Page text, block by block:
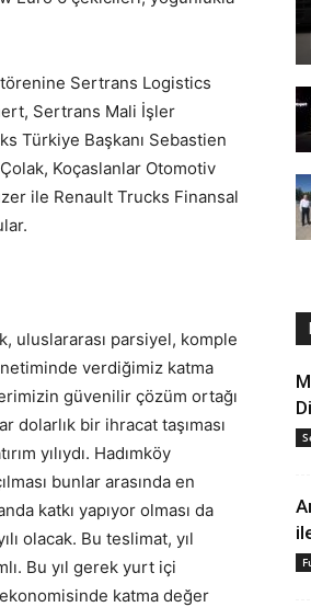
Sertrans Logistics
Sertrans Mali İşler
Türkiye Başkanı Sebastien
Koçaslanlar Otomotiv
ile Renault Trucks Finansal
uluslararası parsiyel, komple
verdiğimiz katma
güvenilir çözüm ortağı
dolarlık bir ihracat taşıması
yılıydı. Hadımköy
bunlar arasında en
katkı yapıyor olması da
olacak. Bu teslimat, yıl
Bu yıl gerek yurt içi
ekonomisinde katma değer